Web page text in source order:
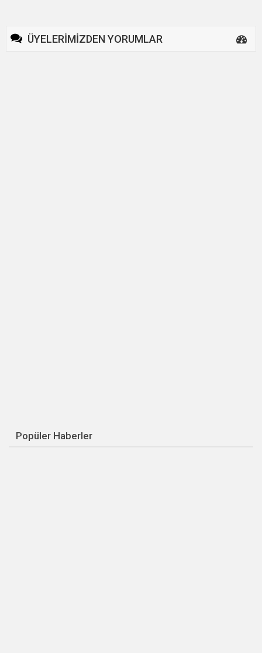
ÜYELERİMİZDEN YORUMLAR
Popüler Haberler